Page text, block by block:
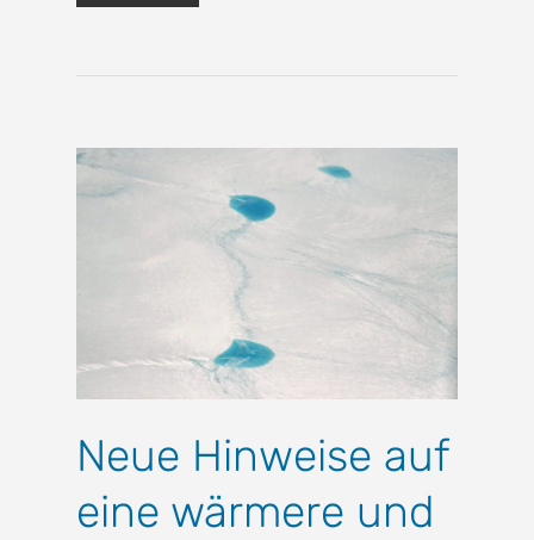
Neue Hinweise auf
eine wärmere und